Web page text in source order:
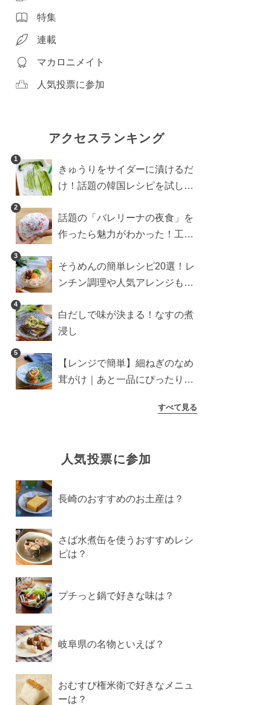
特集
連載
マカロニメイト
人気投票に参加
アクセスランキング
1
きゅうりをサイダーに漬けるだ
け！話題の韓国レシピを試した
2
話題の「バレリーナの夜食」を
作ったら魅力がわかった！工程
3
そうめんの簡単レシピ20選！レ
ンチン調理や人気アレンジも紹
4
白だしで味が決まる！なすの煮
浸し
5
【レンジで簡単】細ねぎのなめ
茸がけ｜あと一品にぴったり副
すべて見る
人気投票に参加
長崎のおすすめのお土産は？
さば水煮缶を使うおすすめレシ
ピは？
プチっと鍋で好きな味は？
岐阜県の名物といえば？
おむすび権米衛で好きなメニュ
ーは？